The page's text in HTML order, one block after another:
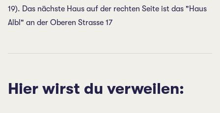
19). Das nächste Haus auf der rechten Seite ist das "Haus
Albl" an der Oberen Strasse 17
Hier wirst du verweilen: